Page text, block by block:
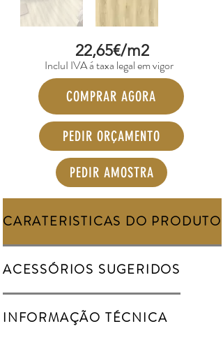
22,65€/m2
IncluI IVA á taxa legal em vigor
COMPRAR AGORA
PEDIR ORÇAMENTO
PEDIR AMOSTRA
CARATERISTICAS DO PRODUTO
ACESSÓRIOS SUGERIDOS
INFORMAÇÃO TÉCNICA